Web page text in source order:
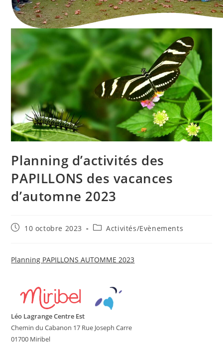
Planning d’activités des
PAPILLONS des vacances
d’automne 2023
Publication
10 octobre 2023
PostActivités/Evènements
Planning PAPILLONS AUTOMME 2023
Léo Lagrange Centre Est
Chemin du Cabanon 17 Rue Joseph Carre
01700 Miribel